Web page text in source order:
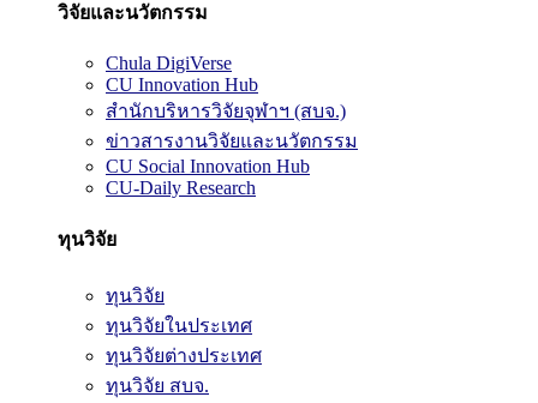
วิจัยและนวัตกรรม
Chula DigiVerse
CU Innovation Hub
สำนักบริหารวิจัยจุฬาฯ (สบจ.)
ข่าวสารงานวิจัยและนวัตกรรม
CU Social Innovation Hub
CU-Daily Research
ทุนวิจัย
ทุนวิจัย
ทุนวิจัยในประเทศ
ทุนวิจัยต่างประเทศ
ทุนวิจัย สบจ.